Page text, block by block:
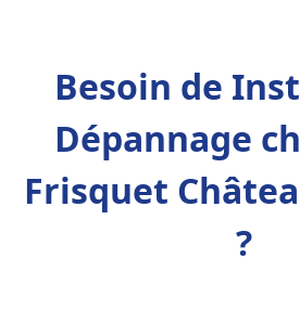
Besoin de
Dépannage
Frisquet
?